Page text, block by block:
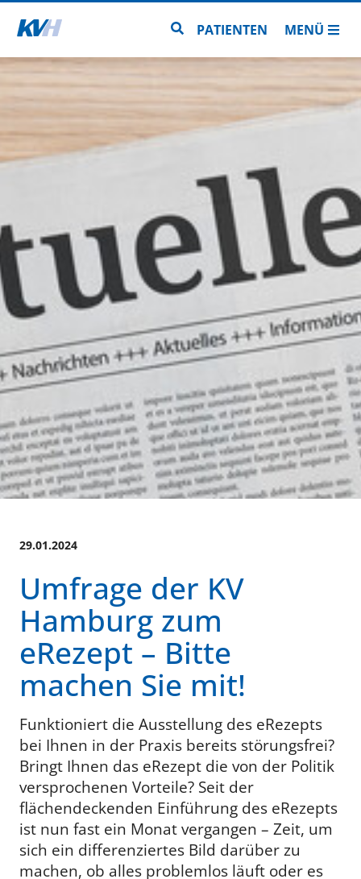
Zur Startseite Zur Seitensuche
PATIENTEN MENÜ
29.01.2024
Umfrage der KV
Hamburg zum
eRezept – Bitte
machen Sie mit!
Funktioniert die Ausstellung des eRezepts
bei Ihnen in der Praxis bereits störungsfrei?
Bringt Ihnen das eRezept die von der Politik
versprochenen Vorteile? Seit der
flächendeckenden Einführung des eRezepts
ist nun fast ein Monat vergangen – Zeit, um
sich ein differenziertes Bild darüber zu
machen, ob alles problemlos läuft oder es